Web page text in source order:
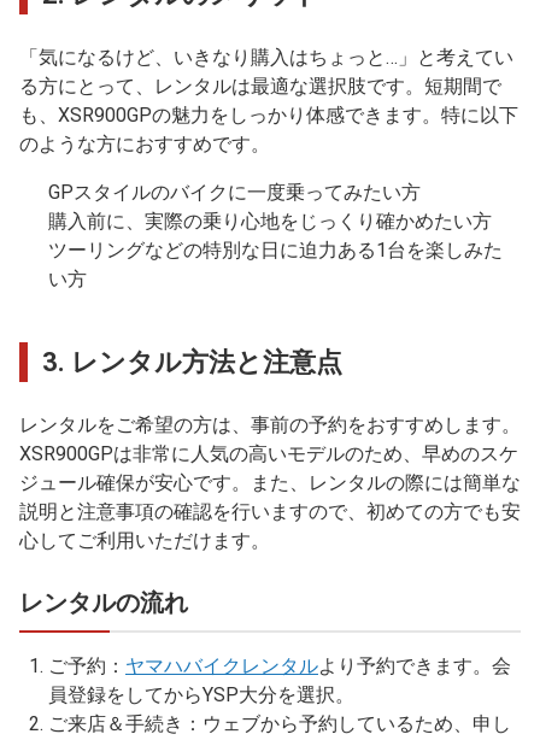
「気になるけど、いきなり購入はちょっと…」と考えてい
る方にとって、レンタルは最適な選択肢です。短期間で
も、XSR900GPの魅力をしっかり体感できます。特に以下
のような方におすすめです。
GPスタイルのバイクに一度乗ってみたい方
購入前に、実際の乗り心地をじっくり確かめたい方
ツーリングなどの特別な日に迫力ある1台を楽しみた
い方
3. レンタル方法と注意点
レンタルをご希望の方は、事前の予約をおすすめします。
XSR900GPは非常に人気の高いモデルのため、早めのスケ
ジュール確保が安心です。また、レンタルの際には簡単な
説明と注意事項の確認を行いますので、初めての方でも安
心してご利用いただけます。
レンタルの流れ
ご予約 ： ヤマハバイクレンタルより予約できます。会
員登録をしてからYSP大分を選択。
ご来店＆手続き ：ウェブから予約しているため、申し